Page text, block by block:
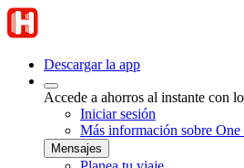
Descargar la app
Accede a ahorros al instante con
Iniciar sesión
Más información sobre
Mensajes